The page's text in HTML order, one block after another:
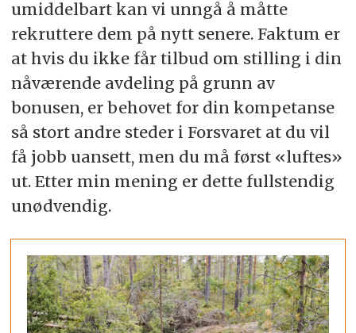
umiddelbart kan vi unngå å måtte
rekruttere dem på nytt senere. Faktum er
at hvis du ikke får tilbud om stilling i din
nåværende avdeling på grunn av
bonusen, er behovet for din kompetanse
så stort andre steder i Forsvaret at du vil
få jobb uansett, men du må først «luftes»
ut. Etter min mening er dette fullstendig
unødvendig.